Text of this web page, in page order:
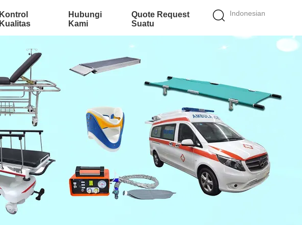
Indonesian
Kontrol
Kualitas
Hubungi
Kami
Quote Request
Suatu